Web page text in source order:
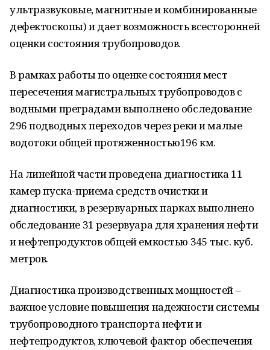
ультразвуковые, магнитные и комбинированные
дефектоскопы) и дает возможность всесторонней
оценки состояния трубопроводов.
В рамках работы по оценке состояния мест
пересечения магистральных трубопроводов с
водными преградами выполнено обследование
296 подводных переходов через реки и малые
водотоки общей протяженностью196 км.
На линейной части проведена диагностика 11
камер пуска-приема средств очистки и
диагностики, в резервуарных парках выполнено
обследование 31 резервуара для хранения нефти
и нефтепродуктов общей емкостью 345 тыс. куб.
метров.
Диагностика производственных мощностей –
важное условие повышения надежности системы
трубопроводного транспорта нефти и
нефтепродуктов, ключевой фактор обеспечения